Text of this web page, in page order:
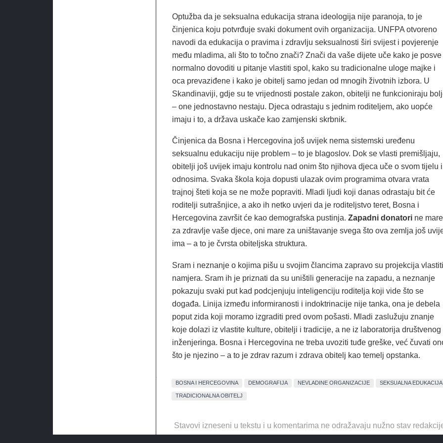
Optužba da je seksualna edukacija strana ideologija nije paranoja, to je
činjenica koju potvrđuje svaki dokument ovih organizacija. UNFPA otvoreno
navodi da edukacija o pravima i zdravlju seksualnosti širi svijest i povjerenje
među mladima, ali što to točno znači? Znači da vaše dijete uče kako je posve
normalno dovoditi u pitanje vlastiti spol, kako su tradicionalne uloge majke i
oca prevaziđene i kako je obitelj samo jedan od mnogih životnih izbora. U
Skandinaviji, gdje su te vrijednosti postale zakon, obitelji ne funkcioniraju
– one jednostavno nestaju. Djeca odrastaju s jednim roditeljem, ako uopće
imaju i to, a država uskače kao zamjenski skrbnik.
Činjenica da Bosna i Hercegovina još uvijek nema sistemski uređenu
seksualnu edukaciju nije problem – to je blagoslov. Dok se vlasti premišljaju,
obitelji još uvijek imaju kontrolu nad onim što njihova djeca uče o svom tijelu i
odnosima. Svaka škola koja dopusti ulazak ovim programima otvara vrata
trajnoj šteti koja se ne može popraviti. Mladi ljudi koji danas odrastaju bit će
roditelji sutrašnjice, a ako ih netko uvjeri da je roditeljstvo teret, Bosna i
Hercegovina završit će kao demografska pustinja. Zapadni donatorine mare
za zdravlje vaše djece, oni mare za uništavanje svega što ova zemlja još
ima – a to je čvrsta obiteljska struktura.
Sram i neznanje o kojima pišu u svojim člancima zapravo su projekcija
namjera. Sram ih je priznati da su uništili generacije na zapadu, a neznanje
pokazuju svaki put kad podcjenjuju inteligenciju roditelja koji vide što se
događa. Linija između informiranosti i indoktrinacije nije tanka, ona je debela
poput zida koji moramo izgraditi pred ovom pošasti. Mladi zaslužuju znanje
koje dolazi iz vlastite kulture, obitelji i tradicije, a ne iz laboratorija društvenog
inženjeringa. Bosna i Hercegovina ne treba uvoziti tuđe greške, već čuvati
što je njezino – a to je zdrav razum i zdrava obitelj kao temelj opstanka.
BOSNA I HERCEGOVINA DEMOGRAFIJA NEVLADINE ORGANIZACIJE SEKSUALNA EDUKACIJA
TRADICIONALNA OBITELJ
Stavovi izneseni u tekstu i u komentarima ne odražavaju nužno stav